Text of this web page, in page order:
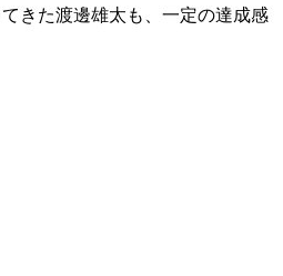
きた渡邊雄太も、一定の達成感